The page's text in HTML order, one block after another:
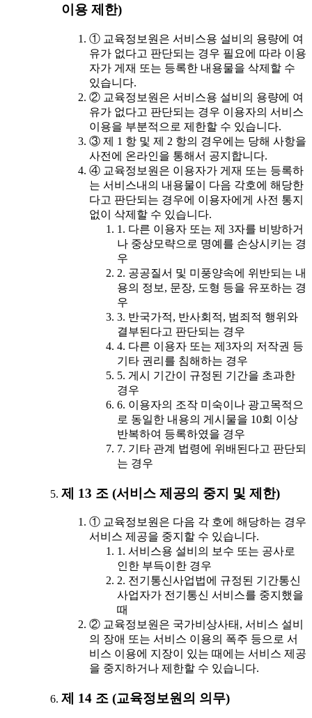
이용 제한)
① 교육정보원은 서비스용 설비의 용량에 여
유가 없다고 판단되는 경우 필요에 따라 이용
자가 게재 또는 등록한 내용물을 삭제할 수
있습니다.
② 교육정보원은 서비스용 설비의 용량에 여
유가 없다고 판단되는 경우 이용자의 서비스
이용을 부분적으로 제한할 수 있습니다.
③ 제 1 항 및 제 2 항의 경우에는 당해 사항을
사전에 온라인을 통해서 공지합니다.
④ 교육정보원은 이용자가 게재 또는 등록하
는 서비스내의 내용물이 다음 각호에 해당한
다고 판단되는 경우에 이용자에게 사전 통지
없이 삭제할 수 있습니다.
1. 다른 이용자 또는 제 3자를 비방하거
나 중상모략으로 명예를 손상시키는 경
우
2. 공공질서 및 미풍양속에 위반되는 내
용의 정보, 문장, 도형 등을 유포하는 경
우
3. 반국가적, 반사회적, 범죄적 행위와
결부된다고 판단되는 경우
4. 다른 이용자 또는 제3자의 저작권 등
기타 권리를 침해하는 경우
5. 게시 기간이 규정된 기간을 초과한
경우
6. 이용자의 조작 미숙이나 광고목적으
로 동일한 내용의 게시물을 10회 이상
반복하여 등록하였을 경우
7. 기타 관계 법령에 위배된다고 판단되
는 경우
제 13 조 (서비스 제공의 중지 및 제한)
① 교육정보원은 다음 각 호에 해당하는 경우
서비스 제공을 중지할 수 있습니다.
1. 서비스용 설비의 보수 또는 공사로
인한 부득이한 경우
2. 전기통신사업법에 규정된 기간통신
사업자가 전기통신 서비스를 중지했을
때
② 교육정보원은 국가비상사태, 서비스 설비
의 장애 또는 서비스 이용의 폭주 등으로 서
비스 이용에 지장이 있는 때에는 서비스 제공
을 중지하거나 제한할 수 있습니다.
제 14 조 (교육정보원의 의무)